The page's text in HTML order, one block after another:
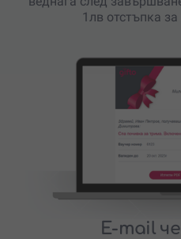
1лв отстъпка
E-mail